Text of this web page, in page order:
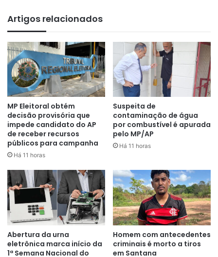
“Com motivo torpe e
impossibilidade de defesa da
vítima, esse crime teve requintes
de crueldade. O acolhimento da
tese apresentada pelo MP nos
deixa feliz. A sociedade não
aceita mais essa violência contra
a mulher e o Estado cumpriu seu
papel com a condenação do réu”,
pontuou Marcos Costa.
Por conta do crime, a sociedade civil de Oiapoque realiza,
Artigos relacionados
MP Eleitoral obtém
decisão provisória que
impede candidato do AP
de receber recursos
públicos para campanha
Há 11 horas
Suspeita de
contaminação de água
por combustível é apurada
pelo MP/AP
Há 11 horas
Abertura da urna
eletrônica marca início da
1ª Semana Nacional do
Homem com antecedentes
criminais é morto a tiros
em Santana